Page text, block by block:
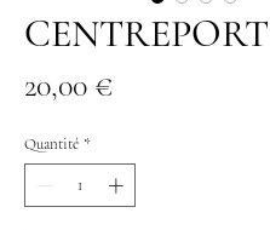
CENTREPORT
20,00 €
Quantité *